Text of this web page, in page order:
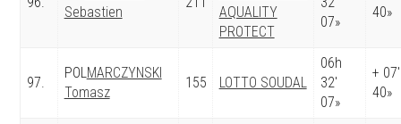
Sebastien
AQUALITY
PROTECT
07»
40»
97.
POLMARCZYNSKI
Tomasz
155 LOTTO SOUDAL
06h
32′
07»
+ 07′
40»